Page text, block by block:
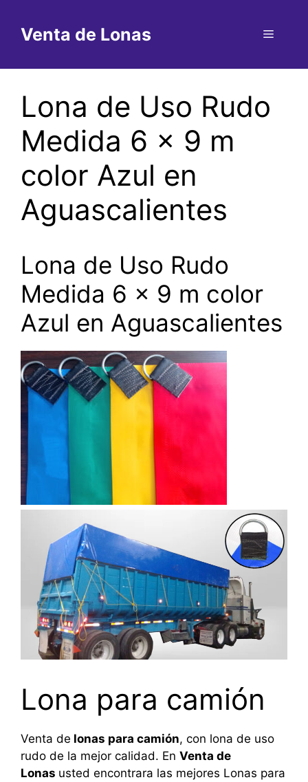
contenido
Venta de Lonas Menú
Lona de Uso Rudo
Medida 6 x 9 m
color Azul en
Aguascalientes
Lona de Uso Rudo
Medida 6 x 9 m color
Azul en Aguascalientes
Lona para camión
Venta de lonas para camión, con lona de uso
rudo de la mejor calidad. En Venta de
Lonas usted encontrara las mejores Lonas para